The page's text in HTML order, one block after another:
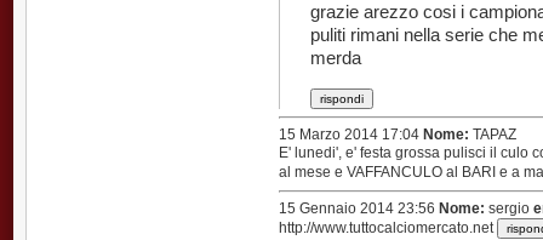
grazie arezzo cosi i
puliti rimani nella serie che
merda
15 Marzo 2014 17:04 Nome: TAPAZ
E' lunedi', e' festa grossa pulisci il culo
al mese e VAFFANCULO al BARI e a
15 Gennaio 2014 23:56 Nome: sergio
http://www.tuttocalciomercato.net